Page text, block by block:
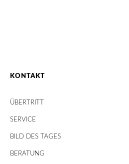
KONTAKT
ÜBERTRITT
SERVICE
BILD DES TAGES
BERATUNG